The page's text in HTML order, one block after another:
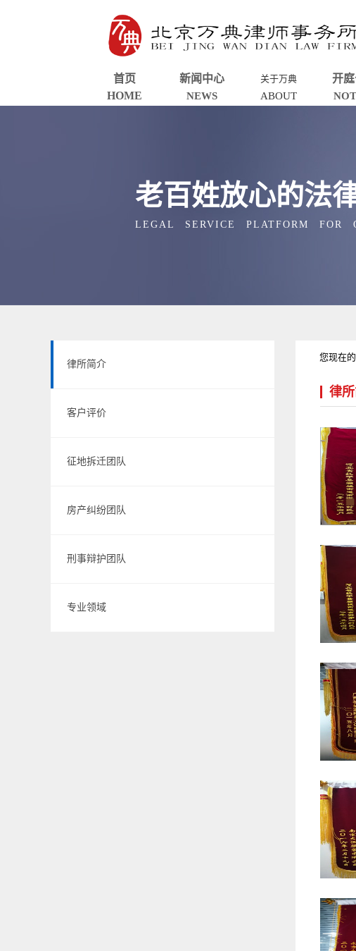
首页
HOME
新闻中心
NEWS
关于万典
ABOUT
开
老百姓放心的法
LEGAL SERVICE PLATFORM FOR
律所简介
客户评价
征地拆迁团队
房产纠纷团队
刑事辩护团队
专业领域
您现在的
律